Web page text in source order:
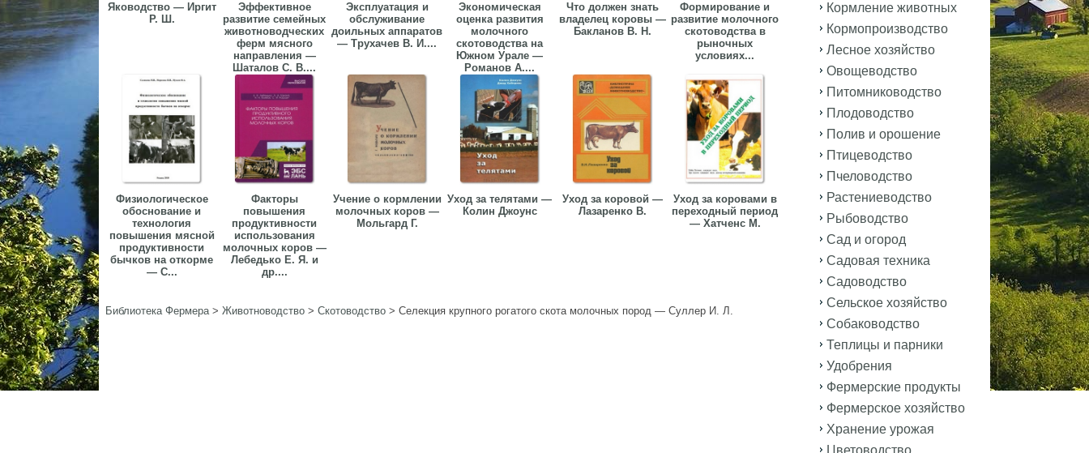
Яководство — Иргит
Р. Ш.
Эффективное
развитие семейных
животноводческих
ферм мясного
направления —
Шаталов С. В....
Эксплуатация и
обслуживание
доильных аппаратов
— Трухачев В. И....
Экономическая
оценка развития
молочного
скотоводства на
Южном Урале —
Романов А....
Что должен знать
владелец коровы —
Бакланов В. Н.
Формирование и
развитие молочного
скотоводства в
рыночных
условиях...
Физиологическое
обоснование и
технология
повышения мясной
продуктивности
бычков на откорме
— С...
Факторы
повышения
продуктивности
использования
молочных коров —
Лебедько Е. Я. и
др....
Учение о кормлении
молочных коров —
Мольгард Г.
Уход за телятами —
Колин Джоунс
Уход за коровой —
Лазаренко В.
Уход за коровами в
переходный период
— Хатченс М.
Библиотека Фермера> Животноводство > Скотоводство > Селекция крупного рогатого скота молочных пород — Суллер И. Л.
Кормление животных
Кормопроизводство
Лесное хозяйство
Овощеводство
Питомниководство
Плодоводство
Полив и орошение
Птицеводство
Пчеловодство
Растениеводство
Рыбоводство
Сад и огород
Садовая техника
Садоводство
Сельское хозяйство
Собаководство
Теплицы и парники
Удобрения
Фермерские продукты
Фермерское хозяйство
Хранение урожая
Цветоводство